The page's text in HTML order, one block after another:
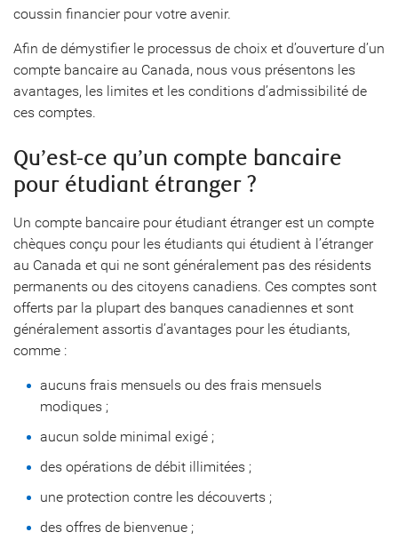
coussin financier pour votre avenir.
Afin de démystifier le processus de choix et d’ouverture d’un
compte bancaire au Canada, nous vous présentons les
avantages, les limites et les conditions d’admissibilité de
ces comptes.
Qu’est-ce qu’un compte bancaire
pour étudiant étranger ?
Un compte bancaire pour étudiant étranger est un compte
chèques conçu pour les étudiants qui étudient à l’étranger
au Canada et qui ne sont généralement pas des résidents
permanents ou des citoyens canadiens. Ces comptes sont
offerts par la plupart des banques canadiennes et sont
généralement assortis d’avantages pour les étudiants,
comme :
aucuns frais mensuels ou des frais mensuels
modiques ;
aucun solde minimal exigé ;
des opérations de débit illimitées ;
une protection contre les découverts ;
des offres de bienvenue ;